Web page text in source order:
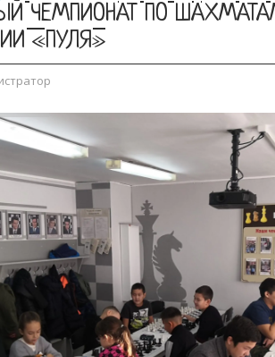
ЧЕМПИОНАТ ПО
«ПУЛЯ»